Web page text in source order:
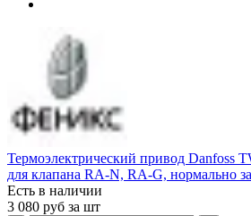
Термоэлектрический привод Danfoss
для клапана RA-N, RA-G, нормально
Есть в наличии
3 080 руб за шт